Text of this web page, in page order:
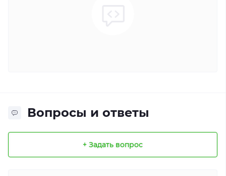
Вопросы и ответы
+ Задать вопрос